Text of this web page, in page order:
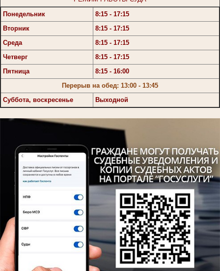
Понедельник
8:15 - 17:15
Вторник
8:15 - 17:15
Среда
8:15 - 17:15
Четверг
8:15 - 17:15
Пятница
8:15 - 16:00
Перерыв на обед: 13:00 - 13:45
Суббота, воскресенье
Выходной